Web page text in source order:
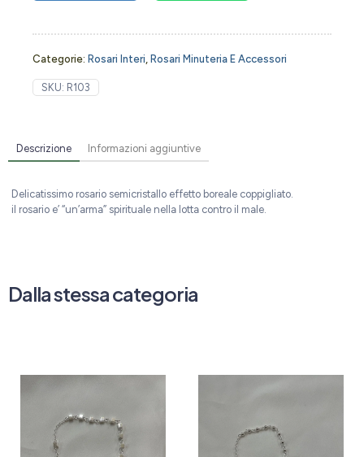
Categorie: Rosari Interi Rosari Minuteria E Accessori
SKU: R103
Descrizione Informazioni aggiuntive
Delicatissimo rosario semicristallo effetto boreale coppigliato.
il rosario e’ “un’arma” spirituale nella lotta contro il male.
Dalla stessa categoria